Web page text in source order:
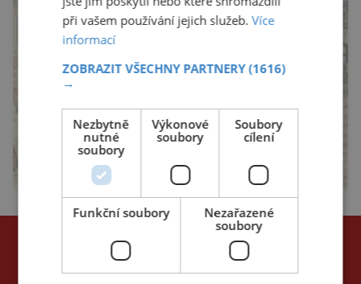
NEJČTENĚJŠÍ ČLÁNKY
při vašem používání jejich služeb.Více
informací
ZOBRAZIT VŠECHNY PARTNERY(1616)
→
Nezbytně
nutné
soubory
Výkonové
soubory
Soubory
cílení
Funkční soubory
Nezařazené
soubory